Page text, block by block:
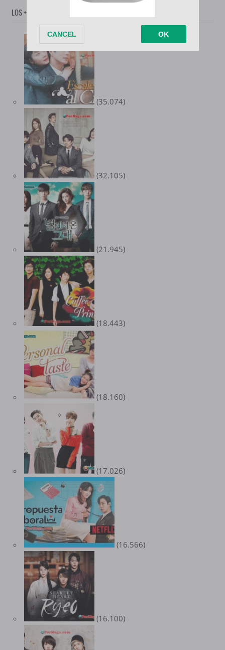
LOS + POPULARES
(35.074)
(32.105)
(21.945)
(18.443)
(18.160)
(17.026)
(16.566)
(16.100)